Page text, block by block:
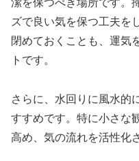
潔を保つべき場所です。
ズで良い気を保つ工夫を
閉めておくことも、運気
トです。
さらに、水回りに風水的
すすめです。特に小さな
高め、気の流れを活性化